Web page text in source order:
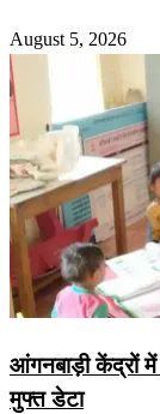
August 5, 2026
आंगनबाड़ी केंद्रों
मुफ्त डेटा